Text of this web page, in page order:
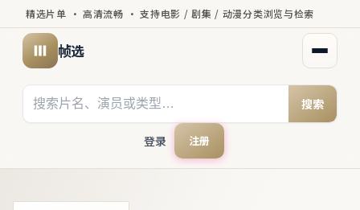
精选片单 · 高清流畅 · 支持电影 / 剧集 / 动漫分类浏览与检索
帧选 打开
搜索
登录 注册